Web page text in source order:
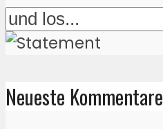
Neueste Kommentare